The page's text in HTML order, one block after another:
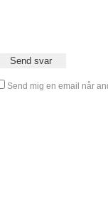
Send mig en email når